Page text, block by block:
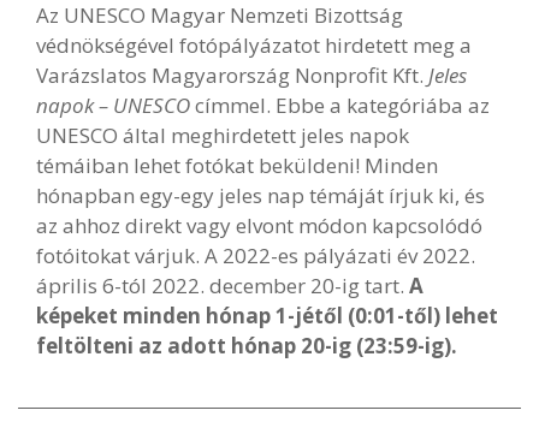
Az UNESCO Magyar Nemzeti Bizottság
védnökségével fotópályázatot hirdetett meg a
Varázslatos Magyarország Nonprofit Kft. Jeles
napok – UNESCOcímmel. Ebbe a kategóriába az
UNESCO által meghirdetett jeles napok
témáiban lehet fotókat beküldeni! Minden
hónapban egy-egy jeles nap témáját írjuk ki, és
az ahhoz direkt vagy elvont módon kapcsolódó
fotóitokat várjuk. A 2022-es pályázati év 2022.
április 6-tól 2022. december 20-ig tart. A
képeket minden hónap 1-jétől (0:01-től) lehet
feltölteni az adott hónap 20-ig (23:59-ig).